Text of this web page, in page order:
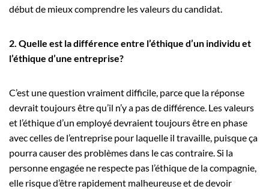
début de mieux comprendre les valeurs du candidat.
2. Quelle est la différence entre l’éthique d’un individu et
l’éthique d’une entreprise?
C’est une question vraiment difficile, parce que la réponse
devrait toujours être qu’il n’y a pas de différence. Les valeurs
et l’éthique d’un employé devraient toujours être en phase
avec celles de l’entreprise pour laquelle il travaille, puisque ça
pourra causer des problèmes dans le cas contraire. Si la
personne engagée ne respecte pas l’éthique de la compagnie,
elle risque d’être rapidement malheureuse et de devoir